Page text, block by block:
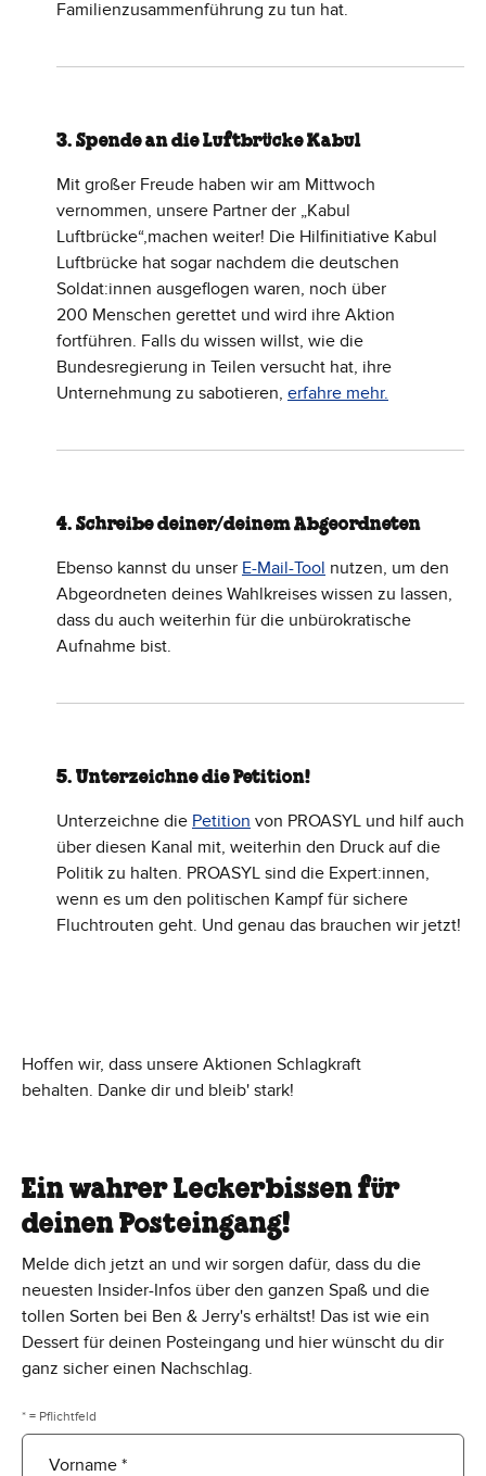
Familienzusammenführung zu tun hat.
3. Spende an die Luftbrücke Kabul
Mit großer Freude haben wir am Mittwoch
vernommen, unsere Partner der „Kabul
Luftbrücke“,machen weiter! Die Hilfinitiative Kabul
Luftbrücke hat sogar nachdem die deutschen
Soldat:innen ausgeflogen waren, noch über
200 Menschen gerettet und wird ihre Aktion
fortführen. Falls du wissen willst, wie die
Bundesregierung in Teilen versucht hat, ihre
Unternehmung zu sabotieren, erfahre mehr.
4. Schreibe deiner/deinem Abgeordneten
Ebenso kannst du unser E-Mail-Tool nutzen, um den
Abgeordneten deines Wahlkreises wissen zu lassen,
dass du auch weiterhin für die unbürokratische
Aufnahme bist.
5. Unterzeichne die Petition!
Unterzeichne die Petition von PROASYL und hilf auch
über diesen Kanal mit, weiterhin den Druck auf die
Politik zu halten. PROASYL sind die Expert:innen,
wenn es um den politischen Kampf für sichere
Fluchtrouten geht. Und genau das brauchen wir jetzt!
Hoffen wir, dass unsere Aktionen Schlagkraft
behalten. Danke dir und bleib' stark!
Ein wahrer Leckerbissen für
deinen Posteingang!
Melde dich jetzt an und wir sorgen dafür, dass du die
neuesten Insider-Infos über den ganzen Spaß und die
tollen Sorten bei Ben & Jerry's erhältst! Das ist wie ein
Dessert für deinen Posteingang und hier wünscht du dir
ganz sicher einen Nachschlag.
* = Pflichtfeld
Vorname *